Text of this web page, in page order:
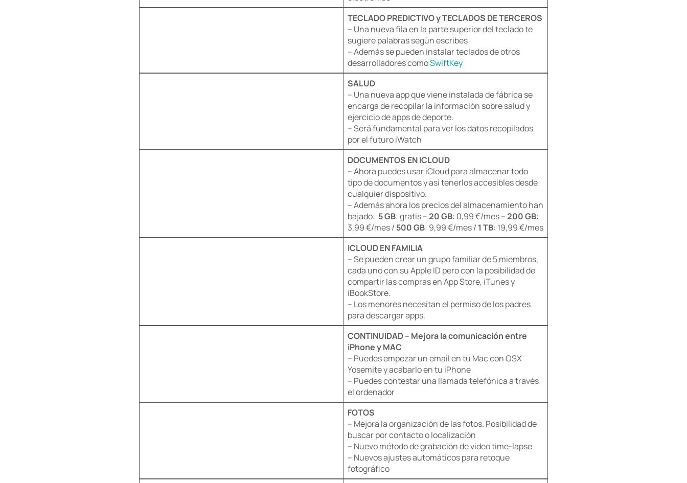
TECLADO PREDICTIVO y TECLADOS DE TERCEROS
– Una nueva fila en la parte superior del teclado te
sugiere palabras según escribes
– Además se pueden instalar teclados de otros
desarrolladores comoSwiftKey
SALUD
– Una nueva app que viene instalada de fábrica se
encarga de recopilar la información sobre salud y
ejercicio de apps de deporte.
– Será fundamental para ver los datos recopilados
por el futuro iWatch
DOCUMENTOS EN ICLOUD
– Ahora puedes usar iCloud para almacenar todo
tipo de documentos y así tenerlos accesibles desde
cualquier dispositivo.
– Además ahora los precios del almacenamiento han
bajado: 5 GB: gratis –20 GB: 0,99 €/mes –200 GB:
3,99 €/mes / 500 GB: 9,99 €/mes / 1 TB: 19,99 €/mes
ICLOUD EN FAMILIA
– Se pueden crear un grupo familiar de 5 miembros,
cada uno con su Apple ID pero con la posibilidad de
compartir las compras en App Store, iTunes y
iBookStore.
– Los menores necesitan el permiso de los padres
para descargar apps.
CONTINUIDAD – Mejora la comunicación entre
iPhone y MAC
– Puedes empezar un email en tu Mac con OSX
Yosemite y acabarlo en tu iPhone
– Puedes contestar una llamada telefónica a través
el ordenador
FOTOS
– Mejora la organización de las fotos. Posibilidad de
buscar por contacto o localización
– Nuevo método de grabación de video time-lapse
– Nuevos ajustes automáticos para retoque
fotográfico